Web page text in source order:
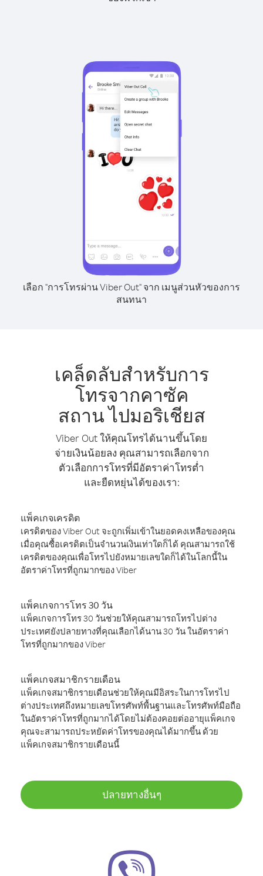
เลือก "การโทรผ่าน Viber Out" จาก เมนูส่วนหัวของการ
สนทนา
เคล็ดลับสำหรับการ
โทรจากคาซัค
สถาน ไปมอริเชียส
Viber Out ให้คุณโทรได้นานขึ้นโดย
จ่ายเงินน้อยลง คุณสามารถเลือกจาก
ตัวเลือกการโทรที่มีอัตราค่าโทรต่ำ
และยืดหยุ่นได้ของเรา:
แพ็คเกจเครดิต
เครดิตของ Viber Out จะถูกเพิ่มเข้าในยอดคงเหลือของคุณ
เมื่อคุณซื้อเครดิตเป็นจำนวนเงินเท่าใดก็ได้ คุณสามารถใช้
เครดิตของคุณเพื่อโทรไปยังหมายเลขใดก็ได้ในโลกนี้ใน
อัตราค่าโทรที่ถูกมากของ Viber
แพ็คเกจการโทร 30 วัน
แพ็คเกจการโทร 30 วันช่วยให้คุณสามารถโทรไปต่าง
ประเทศยังปลายทางที่คุณเลือกได้นาน 30 วัน ในอัตราค่า
โทรที่ถูกมากของ Viber
แพ็คเกจสมาชิกรายเดือน
แพ็คเกจสมาชิกรายเดือนช่วยให้คุณมีอิสระในการโทรไป
ต่างประเทศถึงหมายเลขโทรศัพท์พื้นฐานและโทรศัพท์มือถือ
ในอัตราค่าโทรที่ถูกมากได้โดยไม่ต้องคอยต่ออายุแพ็คเกจ
คุณจะสามารถประหยัดค่าโทรของคุณได้มากขึ้น ด้วย
แพ็คเกจสมาชิกรายเดือนนี้
ปลายทางอื่นๆ